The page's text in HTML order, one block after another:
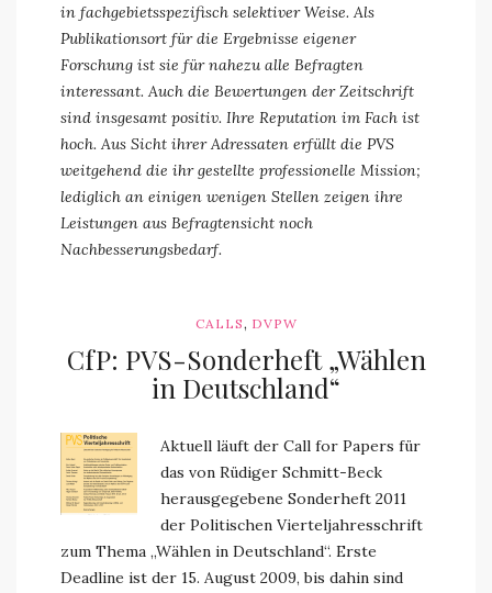
in fachgebietsspezifisch selektiver Weise. Als
Publikationsort für die Ergebnisse eigener
Forschung ist sie für nahezu alle Befragten
interessant. Auch die Bewertungen der Zeitschrift
sind insgesamt positiv. Ihre Reputation im Fach ist
hoch. Aus Sicht ihrer Adressaten erfüllt die PVS
weitgehend die ihr gestellte professionelle Mission;
lediglich an einigen wenigen Stellen zeigen ihre
Leistungen aus Befragtensicht noch
Nachbesserungsbedarf.
CALLS, DVPW
CfP: PVS-Sonderheft „Wählen
in Deutschland“
Aktuell läuft der Call for Papers für
das von Rüdiger Schmitt-Beck
herausgegebene Sonderheft 2011
der Politischen Vierteljahresschrift
zum Thema „Wählen in Deutschland“. Erste
Deadline ist der 15. August 2009, bis dahin sind